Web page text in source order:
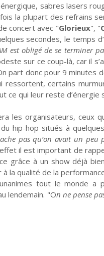
sabres lasers
la plupart des refrains
concert avec "Glorieux", "
secondes, le temps
est obligé de se terminer
sur ce coup-là, car il
part donc pour 9 minutes
ressortent, certains
ce qui leur reste d’énergie
les organisateurs, ceux
hip-hop situés à
pas qu’on avait un peu
il est important de
grâce à un show déjà
la qualité de la
tout le monde a
lendemain. "On ne pense